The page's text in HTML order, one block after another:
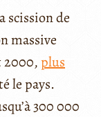
scission de
massive
2000,plus
le pays.
300 000